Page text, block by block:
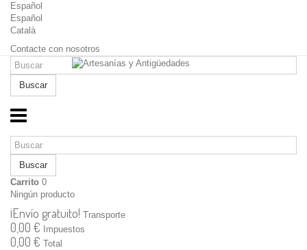
Español
Español
Català
Contacte con nosotros
Buscar
Buscar
Carrito 0
Ningún producto
¡Envío gratuito! Transporte
0,00 € Impuestos
0,00 € Total